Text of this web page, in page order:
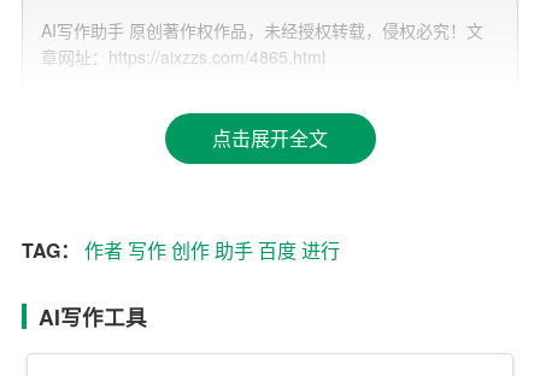
2. 丰富的知识储备
常识、热点事件、发展趋势等。在写作过程中，只需输入
关键词或主题，百度AI写作助手便能迅速给出相关的内容
3. 实时互动与反馈
百度AI写作助手具有实时互动与反馈的功能。在写作过程
中，作者可以根据自己的需求对助手给出的建议进行修
AI写作助手 原创著作权作品，未经授权转载，侵权必究！文
章网址：https://aixzzs.com/4865.html
点击展开全文
TAG： 作者 写作创作助手 百度进行
AI写作工具